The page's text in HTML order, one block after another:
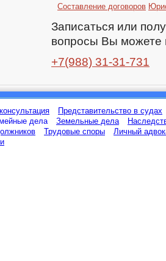
Составление договоров
Записаться или
вопросы Вы можете
+7(988) 31-31-731
Представительство в судах
дела Земельные дела
Трудовые споры
Личный